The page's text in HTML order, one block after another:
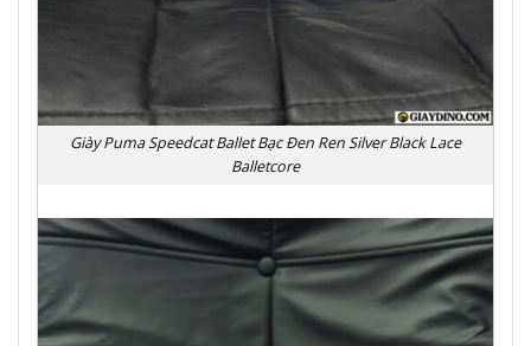
Giày Puma Speedcat Ballet Bạc Đen Ren Silver Black Lace
Balletcore